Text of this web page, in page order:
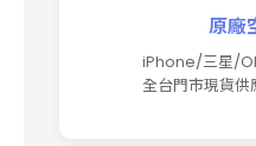
原廠
iPhone/三星/
全台門市現貨